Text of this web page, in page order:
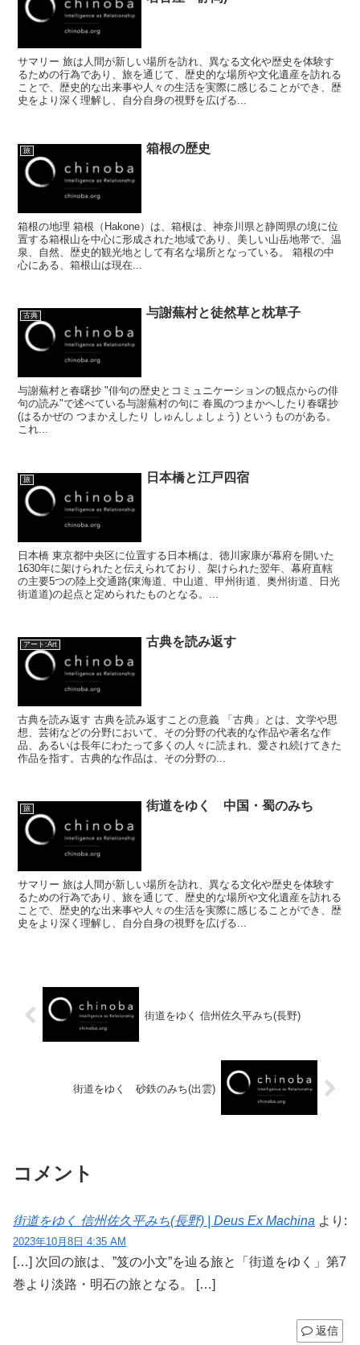
サマリー 旅は人間が新しい場所を訪れ、異なる文化や歴史を体験す
るための行為であり、旅を通じて、歴史的な場所や文化遺産を訪れる
ことで、歴史的な出来事や人々の生活を実際に感じることができ、歴
史をより深く理解し、自分自身の視野を広げる...
旅 箱根の歴史
箱根の地理 箱根（Hakone）は、箱根は、神奈川県と静岡県の境に位
置する箱根山を中心に形成された地域であり、美しい山岳地帯で、温
泉、自然、歴史的観光地として有名な場所となっている。 箱根の中
心にある、箱根山は現在...
古典 与謝蕪村と徒然草と枕草子
与謝蕪村と春曙抄 "俳句の歴史とコミュニケーションの観点からの俳
句の読み"で述べている与謝蕪村の句に 春風のつまかへしたり春曙抄
(はるかぜの つまかえしたり しゅんしょしょう) というものがある。
これ...
旅 日本橋と江戸四宿
日本橋 東京都中央区に位置する日本橋は、徳川家康が幕府を開いた
1630年に架けられたと伝えられており、架けられた翌年、幕府直轄
の主要5つの陸上交通路(東海道、中山道、甲州街道、奥州街道、日光
街道道)の起点と定められたものとなる。...
アート:Art 古典を読み返す
古典を読み返す 古典を読み返すことの意義 「古典」とは、文学や思
想、芸術などの分野において、その分野の代表的な作品や著名な作
品、あるいは長年にわたって多くの人々に読まれ、愛され続けてきた
作品を指す。古典的な作品は、その分野の...
旅 街道をゆく 中国・蜀のみち
サマリー 旅は人間が新しい場所を訪れ、異なる文化や歴史を体験す
るための行為であり、旅を通じて、歴史的な場所や文化遺産を訪れる
ことで、歴史的な出来事や人々の生活を実際に感じることができ、歴
史をより深く理解し、自分自身の視野を広げる...
街道をゆく 信州佐久平みち(長野)
街道をゆく 砂鉄のみち(出雲)
コメント
街道をゆく 信州佐久平みち(長野) | Deus Ex Machina より:
2023年10月8日 4:35 AM
[…] 次回の旅は、”笈の小文”を辿る旅と「街道をゆく」第7
巻より淡路・明石の旅となる。 […]
返信